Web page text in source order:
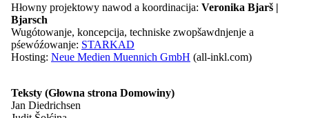
Chronika
27.5.1880 załožeńska zgromaźina dolnoserbskego wótźělenja
Hłowny projektowy nawod a koordinacija: Veronika Bjarš |
Bjarsch
Wugótowanje, koncepcija, techniske zwopšawdnjenje a
pśewóźowanje: STARKAD
Hosting: Neue Medien Muennich GmbH (all-inkl.com)
Teksty (Głowna strona Domowiny)
Jan Diedrichsen